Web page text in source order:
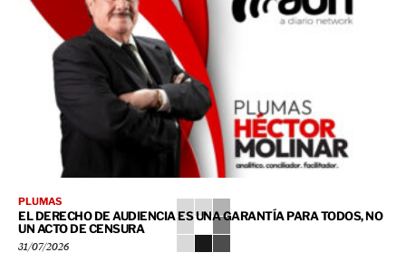
PLUMAS
EL DERECHO DE AUDIENCIA ES UNA GARANTÍA PARA TODOS, NO
UN ACTO DE CENSURA
31/07/2026